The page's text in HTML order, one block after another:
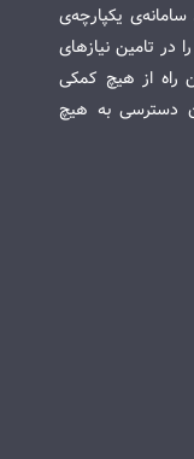
یکپارچه‌ی
در تامین نیازهای
راه از هیچ کمکی
دسترسی به هیچ